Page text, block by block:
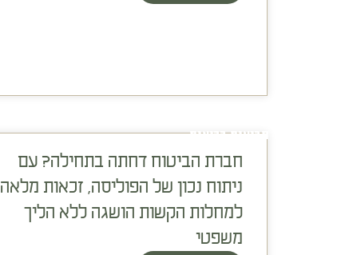
תביעות בריאות
חברת הביטוח דחתה בתחילה? עם
ניתוח נכון של הפוליסה, זכאות מלאה
למחלות הקשות הושגה ללא הליך
משפטי